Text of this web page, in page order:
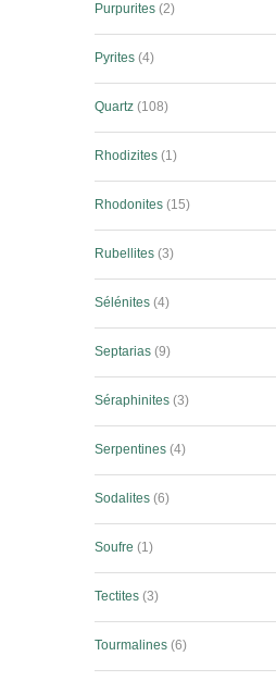
Purpurites 2
Pyrites 4
Quartz 108
Rhodizites 1
Rhodonites 15
Rubellites 3
Sélénites 4
Septarias 9
Séraphinites 3
Serpentines 4
Sodalites 6
Soufre 1
Tectites 3
Tourmalines 6